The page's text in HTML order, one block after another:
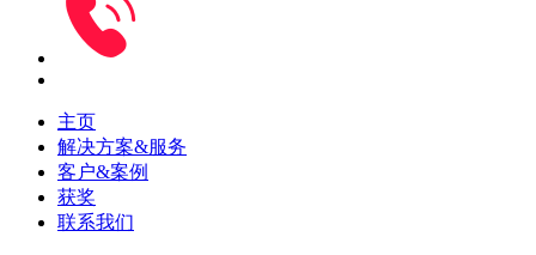
主页
解决方案&服务
客户&案例
获奖
联系我们